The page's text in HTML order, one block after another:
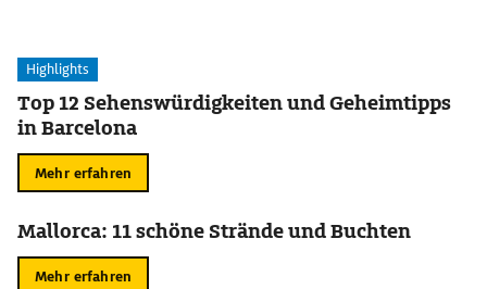
Highlights
Top 12 Sehenswürdigkeiten und Geheimtipps
in Barcelona
Mehr erfahren
Mallorca: 11 schöne Strände und Buchten
Mehr erfahren